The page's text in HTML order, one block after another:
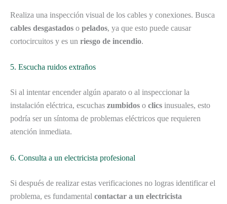
Realiza una inspección visual de los cables y conexiones. Busca
cables desgastados o pelados, ya que esto puede causar
cortocircuitos y es un riesgo de incendio.
5. Escucha ruidos extraños
Si al intentar encender algún aparato o al inspeccionar la
instalación eléctrica, escuchas zumbidos o clics inusuales, esto
podría ser un síntoma de problemas eléctricos que requieren
atención inmediata.
6. Consulta a un electricista profesional
Si después de realizar estas verificaciones no logras identificar el
problema, es fundamental contactar a un electricista